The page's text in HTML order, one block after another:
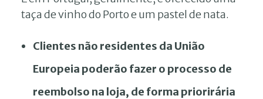
taça de vinho do Porto e um pastel de nata.
Clientes não residentes da União
Europeia poderão fazer o processo de
reembolso na loja, de forma priorirária